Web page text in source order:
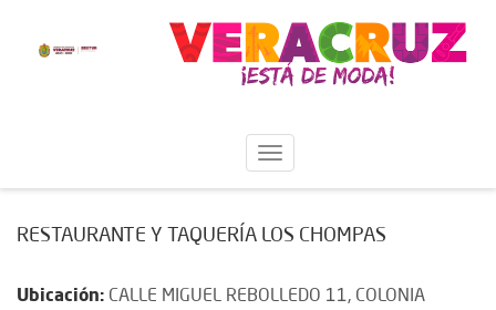
RESTAURANTE Y TAQUERÍA LOS CHOMPAS
Ubicación: CALLE MIGUEL REBOLLEDO 11, COLONIA